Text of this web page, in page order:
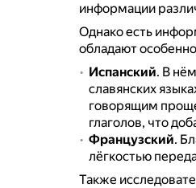
информации
Однако есть
обладают
Испанский. В
славянских
говорящим
глаголов, что
Французский.
лёгкостью
Также